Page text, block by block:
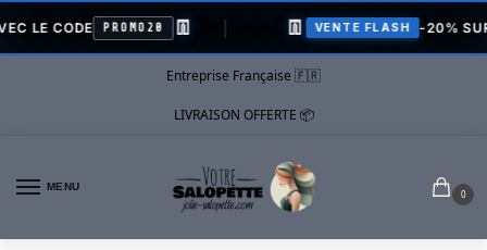
CODE PROMO20 👖 VENTE FLASH -20% SUR
Entreprise Française 🇫🇷
LIVRAISON OFFERTE 📦
MENU
0